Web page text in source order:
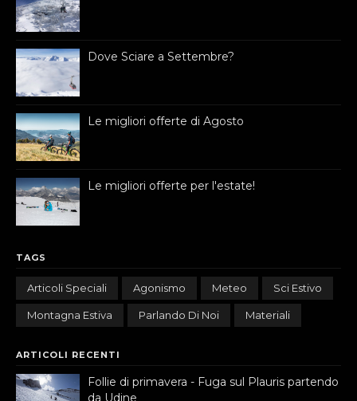
Dove Sciare a Settembre?
Le migliori offerte di Agosto
Le migliori offerte per l'estate!
TAGS
Articoli Speciali Agonismo Meteo Sci Estivo
Montagna Estiva Parlando Di Noi Materiali
ARTICOLI RECENTI
Follie di primavera - Fuga sul Plauris partendo
da Udine